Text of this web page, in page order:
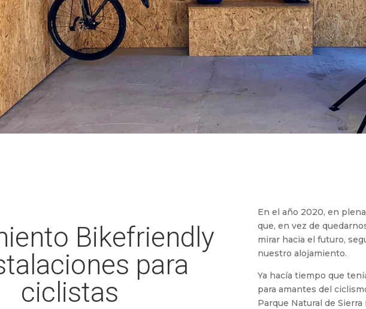
Bikefriendly
para
ciclistas
En el año 2020, en
que, en vez de
mirar hacia el futuro,
nuestro alojamiento.
Ya hacía tiempo que
para amantes del
Parque Natural de